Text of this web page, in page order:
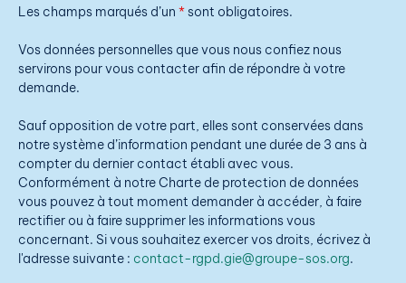
Les champs marqués d’un *sont obligatoires.
Vos données personnelles que vous nous confiez nous
servirons pour vous contacter afin de répondre à votre
demande.
Sauf opposition de votre part, elles sont conservées dans
notre système d’information pendant une durée de 3 ans à
compter du dernier contact établi avec vous.
Conformément à notre Charte de protection de données
vous pouvez à tout moment demander à accéder, à faire
rectifier ou à faire supprimer les informations vous
concernant. Si vous souhaitez exercer vos droits, écrivez à
l'adresse suivante : contact-rgpd.gie@groupe-sos.org.